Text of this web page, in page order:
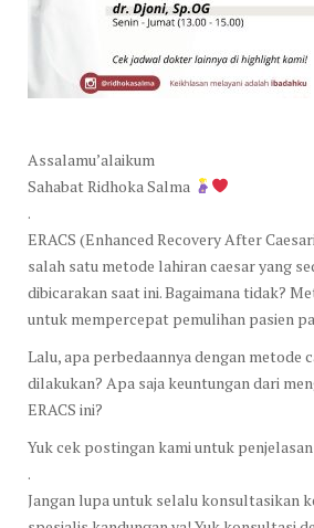
Assalamu’alaikum
Sahabat Ridhoka Salma
.
ERACS (Enhanced Recovery After
salah satu metode lahiran caesar yang
dibicarakan saat ini. Bagaimana tidak?
untuk mempercepat pemulihan pasien
Lalu, apa perbedaannya dengan metode
dilakukan? Apa saja keuntungan dari
ERACS ini?
Yuk cek postingan kami untuk
.
Jangan lupa untuk selalu konsultasikan